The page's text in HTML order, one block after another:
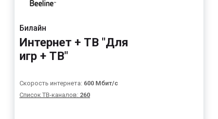
Билайн
Интернет + ТВ "Для
игр + ТВ"
Скорость интернета: 600 Мбит/с
Список ТВ-каналов: 260